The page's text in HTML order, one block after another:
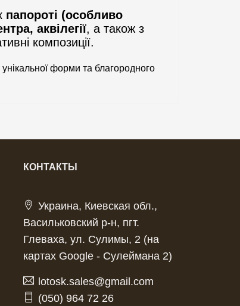
папороті (особливо
аквілегії, а також з
композиції.
форми та благородного
КОНТАКТЫ
Украина, Киевская обл.,
Васильковский р-н, пгт.
Глеваха, ул. Сулимы, 2 (на
картах Google - Сулеймана 2)
lotosk.sales@gmail.com
(050) 964 72 26